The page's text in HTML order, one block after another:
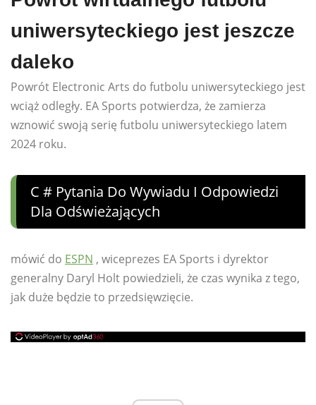
uniwersyteckiego jest jeszcze
daleko
Powrót Electronic Arts do futbolu uniwersyteckiego jest
wciąż odległy. EA Sports potwierdza, że ​​zamierza
wznowić swoją serię futbolu uniwersyteckiego latem
2024 roku.
C # Pytania Do Wywiadu I Odpowiedzi
Dla Odświeżających
mówić do ESPN , wiceprezes EA Sports i dyrektor
generalny Daryl Holt powiedzieli, że czas wynika z tego,
jak duże będzie to przedsięwzięcie.